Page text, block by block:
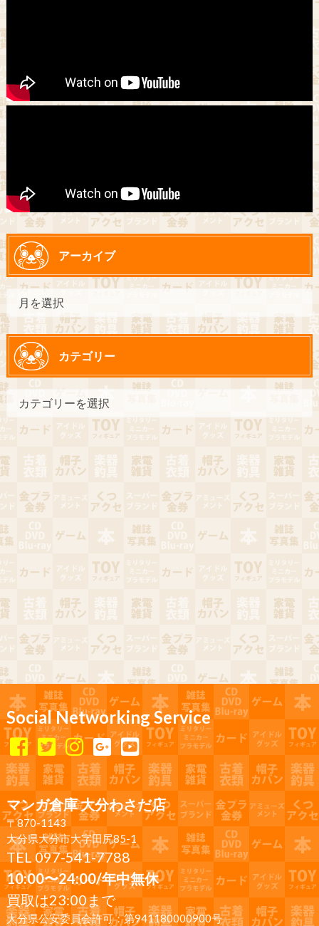
アーカイブ
カテゴリー
Social Networking Service
マンガ倉庫 大分わさだ店
〒870-1143
大分県大分市大字田尻85-1
TEL 097-541-7788
10:00〜24:00/年中無休
買取は23:00まで
大分県公安委員会許可：第941180000900号